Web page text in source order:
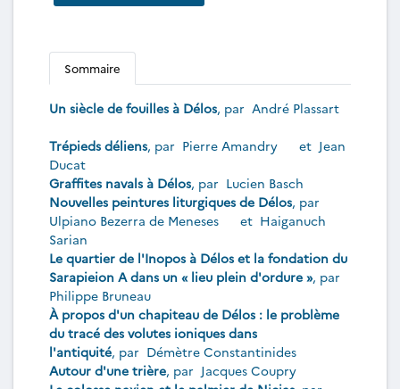
Sommaire
Un siècle de fouilles à Délos, par André Plassart
Trépieds déliens, par Pierre Amandry et Jean
Ducat
Graffites navals à Délos, par Lucien Basch
Nouvelles peintures liturgiques de Délos, par
Ulpiano Bezerra de Meneses
et Haiganuch
Sarian
Le quartier de l'Inopos à Délos et la fondation du
Sarapieion A dans un « lieu plein d'ordure », par
Philippe Bruneau
À propos d'un chapiteau de Délos : le problème
du tracé des volutes ioniques dans
l'antiquité, par Démètre Constantinides
Autour d'une trière, par Jacques Coupry